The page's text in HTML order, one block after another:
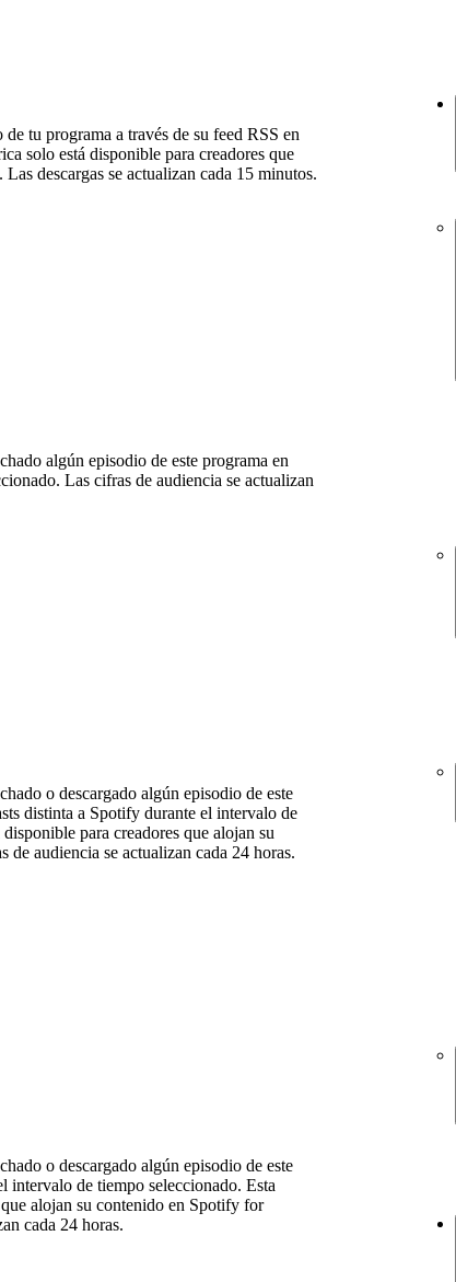
tu programa a través de su feed RSS en
solo está disponible para creadores que
descargas se actualizan cada 15 minutos.
algún episodio de este programa en
Las cifras de audiencia se actualizan
o descargado algún episodio de este
distinta a Spotify durante el intervalo de
para creadores que alojan su
audiencia se actualizan cada 24 horas.
o descargado algún episodio de este
intervalo de tiempo seleccionado. Esta
alojan su contenido en Spotify for
cada 24 horas.